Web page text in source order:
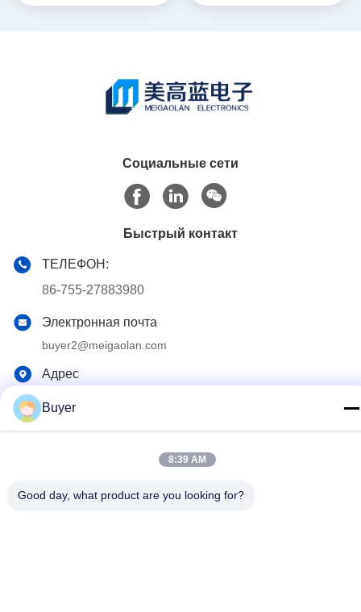
Социальные сети
Быстрый контакт
ТЕЛЕФОН:
86-755-27883980
Электронная почта
buyer2@meigaolan.com
Адрес
Bao'an, Шэньчжэня, Китая
Политика конфиденциальности
Buyer
8:39 AM
Good day, what product are you looking for?